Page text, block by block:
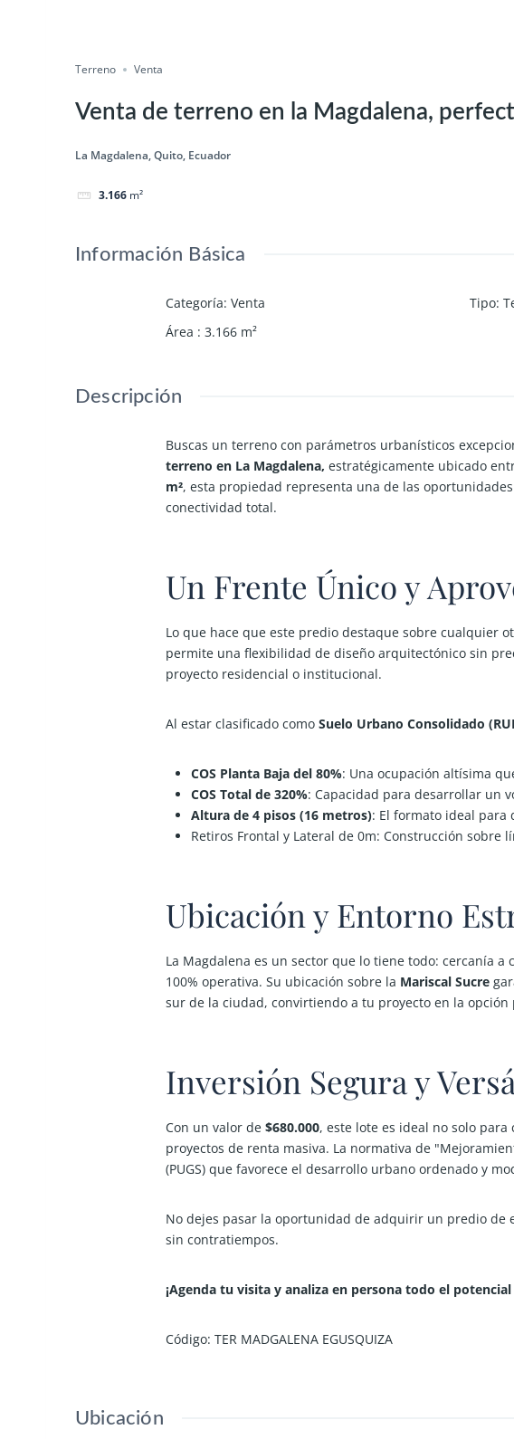
Terreno Venta
Venta de terreno en la Magdalena,
La Magdalena, Quito, Ecuador
3.166 m²
Información Básica
Categoría: Venta Tipo:
Área : 3.166 m²
Descripción
Buscas un terreno con parámetros urbanísticos
terreno en La Magdalena, estratégicamente ubicado
m², esta propiedad representa una de las
conectividad total.
Un Frente Único y
Lo que hace que este predio destaque sobre cualquier
permite una flexibilidad de diseño arquitectónico sin
proyecto residencial o institucional.
Al estar clasificado como Suelo Urbano Consolidado
COS Planta Baja del 80%: Una ocupación altísima
COS Total de 320%: Capacidad para desarrollar un
Altura de 4 pisos (16 metros): El formato ideal para
Retiros Frontal y Lateral de 0m: Construcción sobre
Ubicación y Entorno
La Magdalena es un sector que lo tiene todo: cercanía
100% operativa. Su ubicación sobre la Mariscal Sucre
sur de la ciudad, convirtiendo a tu proyecto en la
Inversión Segura y
Con un valor de $680.000, este lote es ideal no solo
proyectos de renta masiva. La normativa de
(PUGS) que favorece el desarrollo urbano ordenado y
No dejes pasar la oportunidad de adquirir un predio de
sin contratiempos.
¡Agenda tu visita y analiza en persona todo el
Código: TER MADGALENA EGUSQUIZA
Ubicación